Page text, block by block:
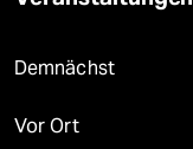
Demnächst
Vor Ort